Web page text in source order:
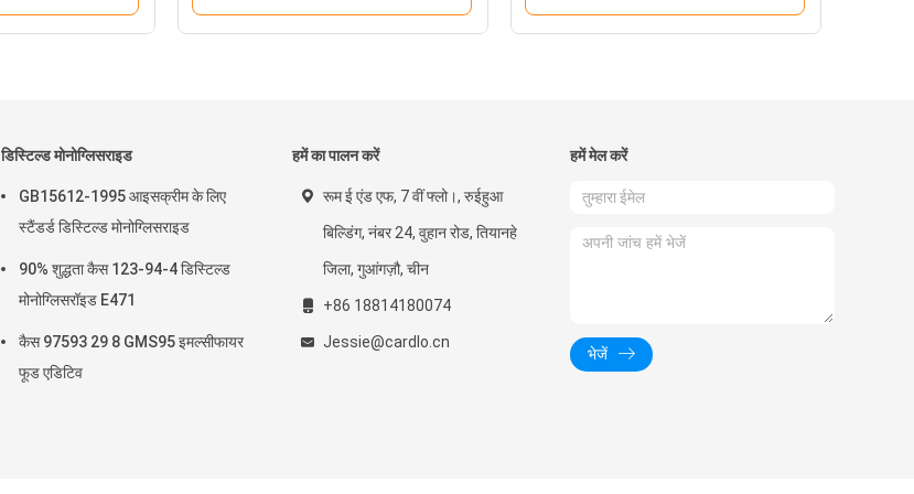
डिस्टिल्ड मोनोग्लिसराइड
GB15612-1995 आइसक्रीम के लिए
स्टैंडर्ड डिस्टिल्ड मोनोग्लिसराइड
90% शुद्धता कैस 123-94-4 डिस्टिल्ड
मोनोग्लिसरॉइड E471
कैस 97593 29 8 GMS95 इमल्सीफायर
फूड एडिटिव
हमें का पालन करें
रूम ई एंड एफ, 7 वीं फ्लो।, रुईहुआ
बिल्डिंग, नंबर 24, वुहान रोड, तियानहे
जिला, गुआंगज़ौ, चीन
+86 18814180074
Jessie@cardlo.cn
हमें मेल करें
भेजें